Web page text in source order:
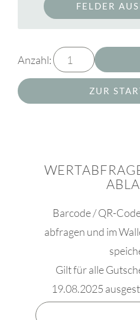
FELDER
Anzahl:
ZUR
Barcode / QR-
abfragen und im
Gilt für alle
19.08.2025